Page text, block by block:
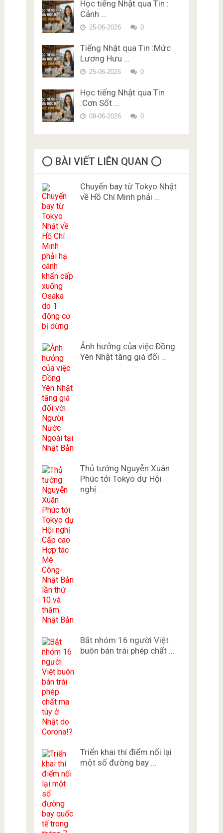
Đề thi trắc nghiệm Lý thuyết
bằng lái xe ở Nhật Bản Miễn
Phí Karimen 10 câu Đề 5
Học tiếng Nhật qua Tin :
Cảnh …
25-06-2026 0
Tiếng Nhật qua Tin :Mức
Lương Hưu …
25-06-2026 0
Học tiếng Nhật qua Tin
:Cơn Sốt …
09-06-2026 0
⭕️ BÀI VIẾT LIÊN QUAN ⭕️
Chuyến bay từ Tokyo Nhật
về Hồ Chí Minh phải …
Ảnh hưởng của việc Đồng
Yên Nhật tăng giá đối …
Thủ tướng Nguyễn Xuân
Phúc tới Tokyo dự Hội
nghị …
Bắt nhóm 16 người Việt
buôn bán trái phép chất …
Triển khai thí điểm nối lại
một số đường bay …